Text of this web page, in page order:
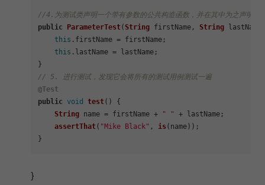
//4.为测试类声明一个带有参数的公共构造函数，并在其中为之声明变
public
ParameterTest( String firstName, String
this . firstName = firstName;
this . lastName = lastName;
// 5. 进行测试，发现它会将所有的测试用例测试一遍
@Test
public void test( ) {
String name = firstName + " "
+ lastName;
assertThat( "Mike Black" , is (name));
}